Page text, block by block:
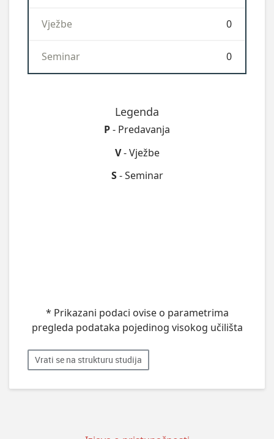
0
0
Legenda
P- Predavanja
V- Vježbe
S- Seminar
* Prikazani podaci ovise o parametrima
pregleda podataka pojedinog visokog učilišta
Vrati se na strukturu studija